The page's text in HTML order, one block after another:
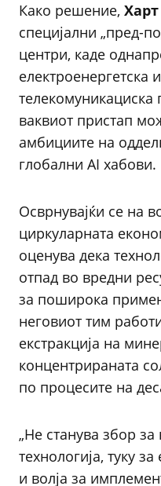
Како решение, Харт
специјални „пред-
центри, каде
електроенергетска
телекомуникациска
ваквиот пристап
амбициите на
глобални AI хабови.
Осврнувајќи се на
циркуларната
оценува дека
отпад во вредни
за поширока
неговиот тим
екстракција на
концентрираната
по процесите на
„Не станува збор за
технологија, туку
и волја за